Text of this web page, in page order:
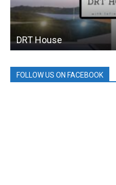
DRT House
FOLLOW US ON FACEBOOK